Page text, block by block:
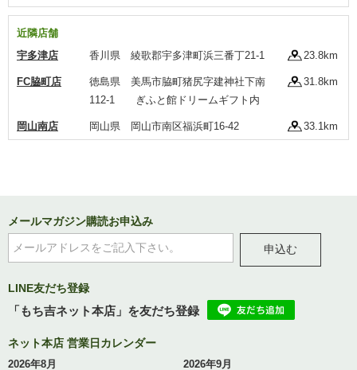
近隣店舗
宇多津店
香川県 綾歌郡宇多津町浜三番丁21-1 23.8km
FC脇町店
徳島県 美馬市脇町猪尻字建神社下南
112-1 ぎふと館ドリームギフト内
31.8km
岡山南店 岡山県 岡山市南区福浜町16-42 33.1km
メールマガジン購読お申込み
申込む
LINE友だち登録
「もち吉ネット本店」を友だち登録
ネット本店 営業日カレンダー
2026年8月 2026年9月